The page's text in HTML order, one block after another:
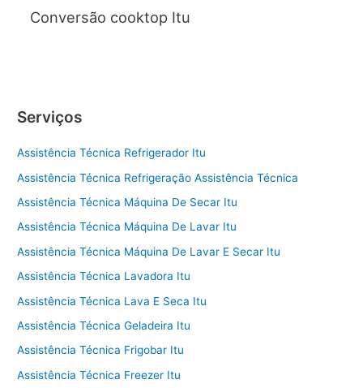
Conversão cooktop Itu
Serviços
Assistência Técnica Refrigerador Itu
Assistência Técnica Refrigeração Assistência Técnica
Assistência Técnica Máquina De Secar Itu
Assistência Técnica Máquina De Lavar Itu
Assistência Técnica Máquina De Lavar E Secar Itu
Assistência Técnica Lavadora Itu
Assistência Técnica Lava E Seca Itu
Assistência Técnica Geladeira Itu
Assistência Técnica Frigobar Itu
Assistência Técnica Freezer Itu